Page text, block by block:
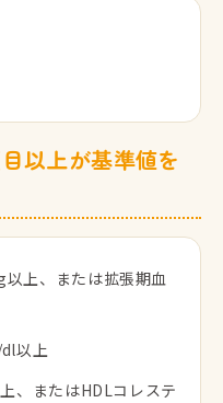
以上が基準値を
上、または拡張期血
以上
、またはHDLコレステ